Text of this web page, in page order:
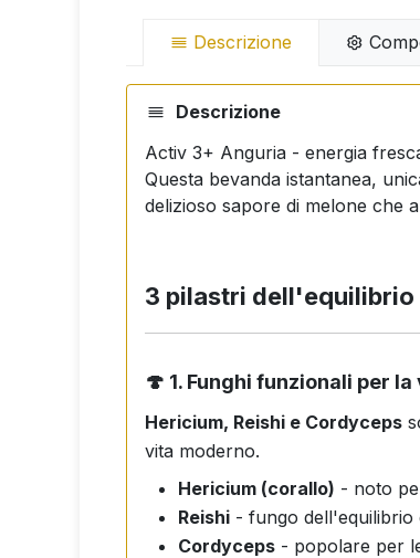
Descrizione
Descrizione
Activ 3+ Anguria - energia
Questa bevanda istantanea,
delizioso sapore di melone che
3 pilastri
🍄 1. Funghi funzionali per
Hericium, Reishi e Cordyceps
vita moderno.
Hericium (corallo) - noto
Reishi - fungo dell'equilibrio
Cordyceps - popolare per